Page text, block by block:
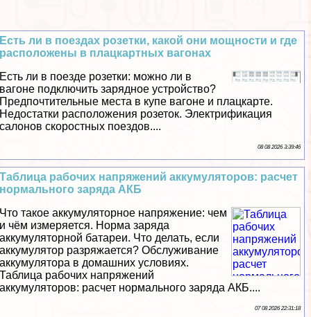
Есть ли в поездах розетки, какой они мощности и где
расположены в плацкартных вагонах
Есть ли в поезде розетки: можно ли в
вагоне подключить зарядное устройство?
Предпочтительные места в купе вагоне и плацкарте.
Недостатки расположения розеток. Электрификация
салонов скоростных поездов....
08 08 2026 3:39:46
Таблица рабочих напряжений аккумуляторов: расчет
нормального заряда АКБ
Что такое аккумуляторное напряжение: чем
и чём измеряется. Норма заряда
аккумуляторной батареи. Что делать, если
аккумулятор разряжается? Обслуживание
аккумулятора в домашних условиях.
Таблица рабочих напряжений
аккумуляторов: расчет нормального заряда АКБ....
07 08 2026 22:31:18